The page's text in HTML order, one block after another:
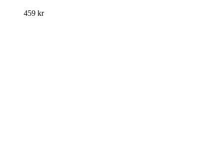
459 kr